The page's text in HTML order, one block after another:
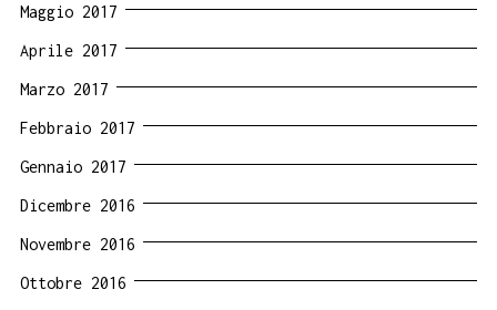
Maggio 2017
Aprile 2017
Marzo 2017
Febbraio 2017
Gennaio 2017
Dicembre 2016
Novembre 2016
Ottobre 2016